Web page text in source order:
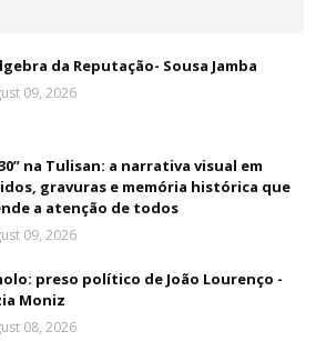
da Reputação- Sousa Jamba
09, 2026
na Tulisan: a narrativa visual em
gravuras e memória histórica que
a atenção de todos
09, 2026
preso político de João Lourenço -
Moniz
08, 2026